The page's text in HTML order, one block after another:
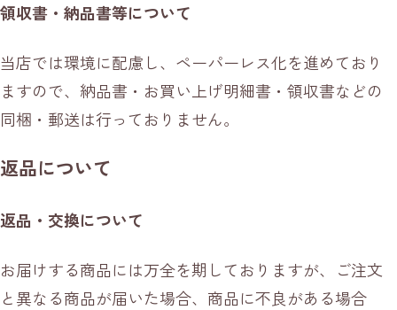
領収書・納品書等について
当店では環境に配慮し、ペーパーレス化を進めており
ますので、納品書・お買い上げ明細書・領収書などの
同梱・郵送は行っておりません。
返品について
返品・交換について
お届けする商品には万全を期しておりますが、ご注文
と異なる商品が届いた場合、商品に不良がある場合